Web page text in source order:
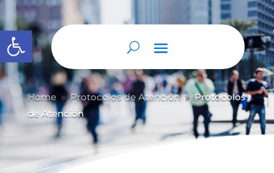
Abrir barra de herramientas
Home 9 Protocolos de Atención 9 Protocolos
de Atención